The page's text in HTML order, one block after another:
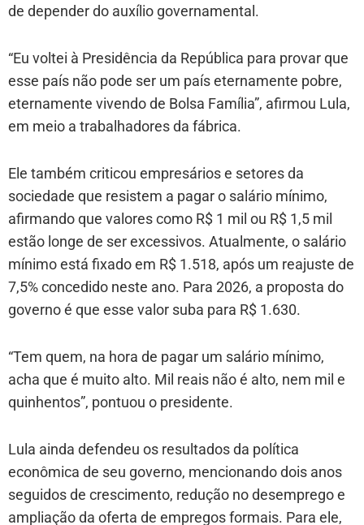
de depender do auxílio governamental.
“Eu voltei à Presidência da República para provar que
esse país não pode ser um país eternamente pobre,
eternamente vivendo de Bolsa Família”, afirmou Lula,
em meio a trabalhadores da fábrica.
Ele também criticou empresários e setores da
sociedade que resistem a pagar o salário mínimo,
afirmando que valores como R$ 1 mil ou R$ 1,5 mil
estão longe de ser excessivos. Atualmente, o salário
mínimo está fixado em R$ 1.518, após um reajuste de
7,5% concedido neste ano. Para 2026, a proposta do
governo é que esse valor suba para R$ 1.630.
“Tem quem, na hora de pagar um salário mínimo,
acha que é muito alto. Mil reais não é alto, nem mil e
quinhentos”, pontuou o presidente.
Lula ainda defendeu os resultados da política
econômica de seu governo, mencionando dois anos
seguidos de crescimento, redução no desemprego e
ampliação da oferta de empregos formais. Para ele,